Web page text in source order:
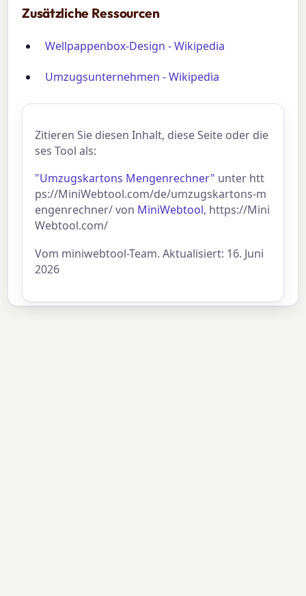
Zusätzliche Ressourcen
Wellpappenbox-Design - Wikipedia
Umzugsunternehmen - Wikipedia
Zitieren Sie diesen Inhalt, diese Seite oder die
ses Tool als:
"Umzugskartons Mengenrechner" unter htt
ps://MiniWebtool.com/de/umzugskartons-m
engenrechner/ von MiniWebtool, https://Mini
Webtool.com/
Vom miniwebtool-Team. Aktualisiert: 16. Juni
2026